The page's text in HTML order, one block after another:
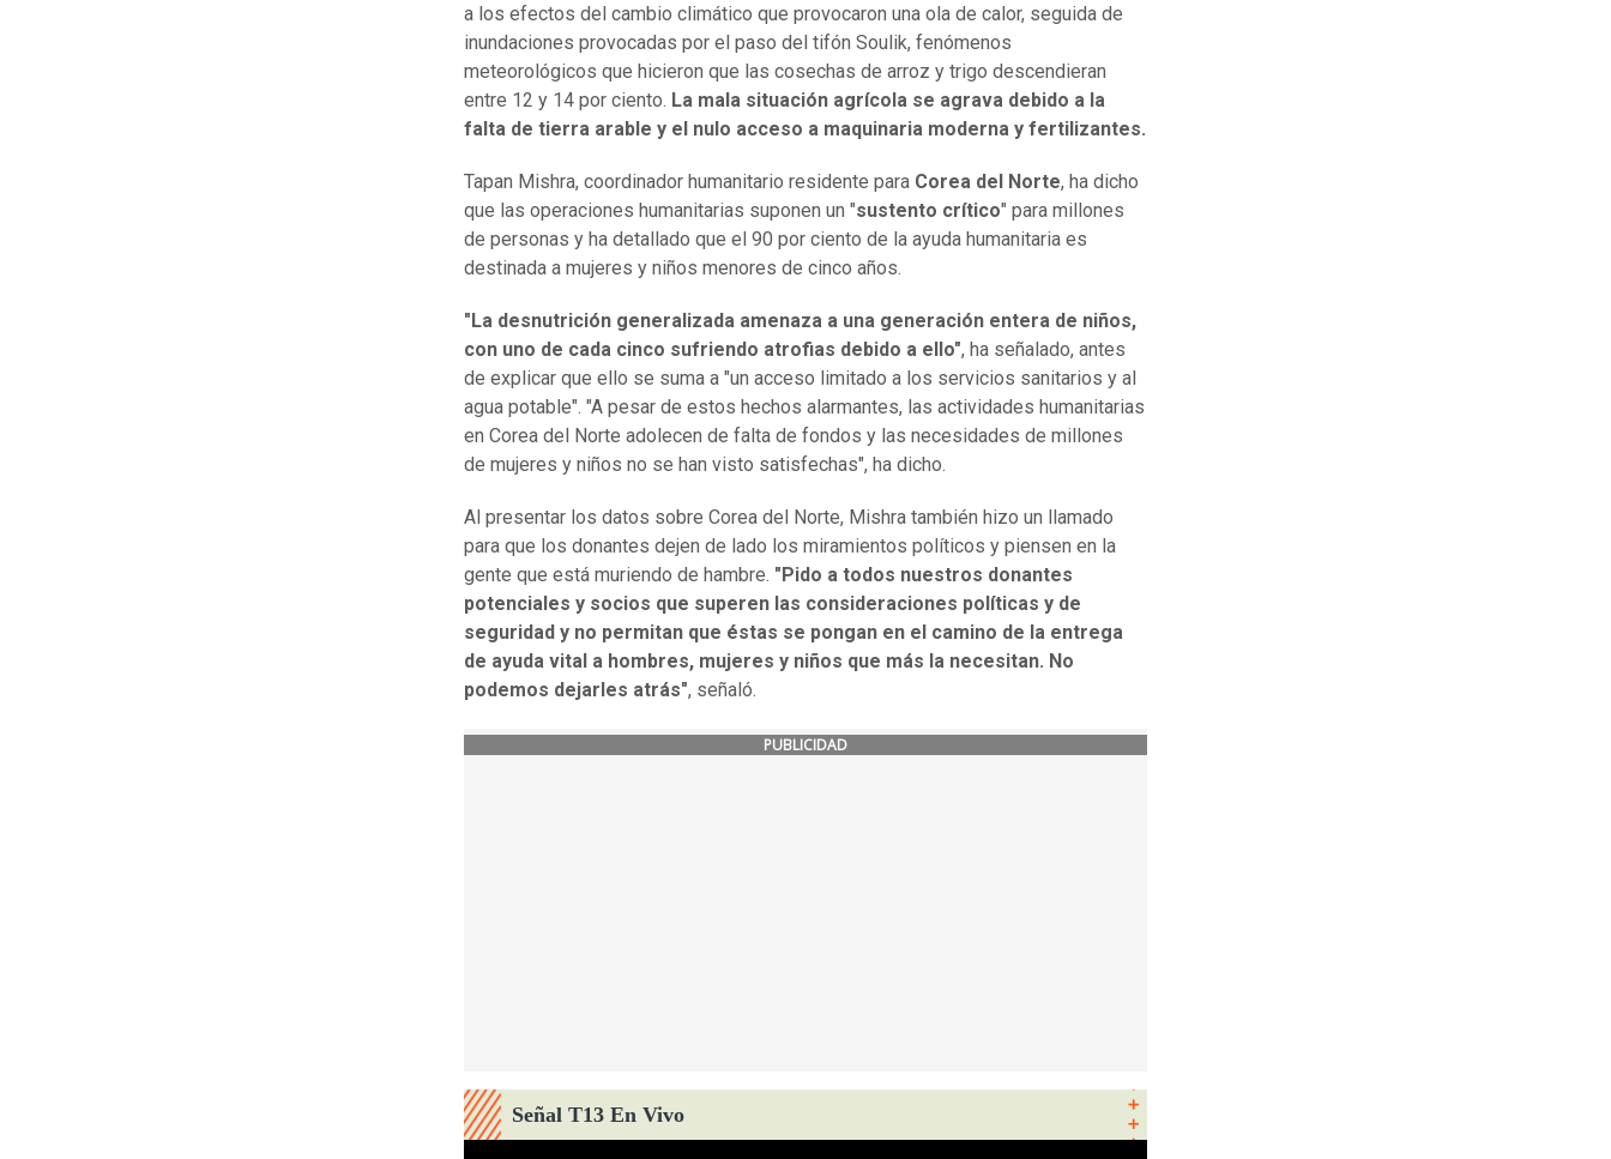
a los efectos del cambio climático que provocaron una ola de calor, seguida de
inundaciones provocadas por el paso del tifón Soulik, fenómenos
meteorológicos que hicieron que las cosechas de arroz y trigo descendieran
entre 12 y 14 por ciento. La mala situación agrícola se agrava debido a la
falta de tierra arable y el nulo acceso a maquinaria moderna y fertilizantes.
Tapan Mishra, coordinador humanitario residente para Corea del Norte, ha dicho
que las operaciones humanitarias suponen un "sustento crítico" para millones
de personas y ha detallado que el 90 por ciento de la ayuda humanitaria es
destinada a mujeres y niños menores de cinco años.
"La desnutrición generalizada amenaza a una generación entera de niños,
con uno de cada cinco sufriendo atrofias debido a ello", ha señalado, antes
de explicar que ello se suma a "un acceso limitado a los servicios sanitarios y al
agua potable". "A pesar de estos hechos alarmantes, las actividades humanitarias
en Corea del Norte adolecen de falta de fondos y las necesidades de millones
de mujeres y niños no se han visto satisfechas", ha dicho.
Al presentar los datos sobre Corea del Norte, Mishra también hizo un llamado
para que los donantes dejen de lado los miramientos políticos y piensen en la
gente que está muriendo de hambre. "Pido a todos nuestros donantes
potenciales y socios que superen las consideraciones políticas y de
seguridad y no permitan que éstas se pongan en el camino de la entrega
de ayuda vital a hombres, mujeres y niños que más la necesitan. No
podemos dejarles atrás", señaló.
PUBLICIDAD
Señal T13 En Vivo